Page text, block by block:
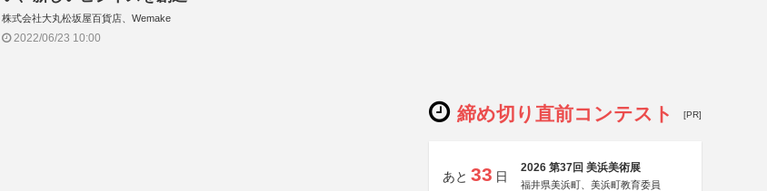
株式会社大丸松坂屋百貨店、Wemake
2022/06/23 10:00
締め切り直前コンテスト [PR]
あと 33 日
2026 第37回 美浜美術展
福井県美浜町、美浜町教育委員